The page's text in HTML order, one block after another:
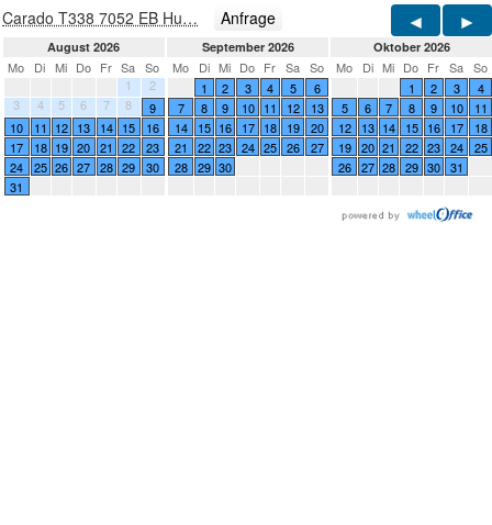
Carado T338 7052 EB Hu… Anfrage
August 2026
Mo Di Mi Do Fr Sa So
1
2
3
4 5 6 7 8
9
10
11 12 13 14 15
16
17
18 19 20 21 22
23
24
25 26 27 28 29
30
31
September 2026
Mo Di Mi Do Fr Sa So
1
2 3 4 5
6
7
8 9 10 11 12
13
14
15 16 17 18 19
20
21
22 23 24 25 26
27
28 29 30
Oktober 2026
Mo Di Mi Do Fr Sa So
1
2 3
4
5
6 7 8 9 10
11
12
13 14 15 16 17
18
19 20 21 22 23 24
25
26 27 28 29 30 31